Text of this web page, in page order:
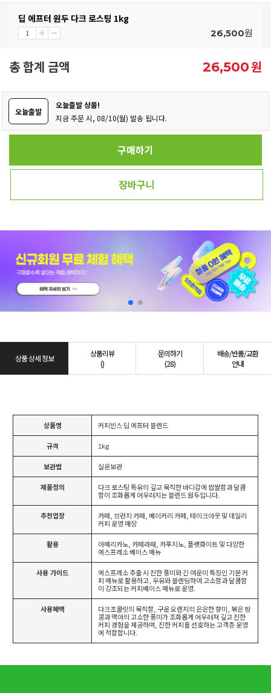
딥 에프터 원두 다크 로스팅 1kg
26,500원
총 합계 금액 26,500원
오늘출발
오늘출발 상품!
지금 주문 시, 08/10(월) 발송 됩니다.
구매하기
장바구니
상품 상세 정보
상품리뷰
()
문의하기
(28)
배송/반품/교환
안내
상품명 커피빈스 딥 에프터 블렌드
규격 1kg
보관법 실온보관
제품정의
다크 로스팅 특유의 깊고 묵직한 바디감에 쌉쌀함과 달콤
함이 조화롭게 어우러지는 블렌드 원두입니다.
추천업장
카페, 브런치 카페, 베이커리 카페, 테이크아웃 및 데일리
커피 운영 매장
활용
아메리카노, 카페라떼, 카푸치노, 플랫화이트 및 다양한
에스프레소 베이스 메뉴
사용 가이드
에스프레소 추출 시 진한 풍미와 긴 여운이 특징인 기본 커
피 메뉴로 활용하고, 우유와 블렌딩하여 고소함과 달콤함
이 강조되는 커피베이스 메뉴로 운영.
사용혜택
다크초콜릿의 묵직함, 구운 오렌지의 은은한 향미, 볶은 땅
콩과 맥아의 고소한 풍미가 조화롭게 어우러져 깊고 진한
커피 경험을 제공하며, 진한 커피를 선호하는 고객층 운영
에 적합합니다.